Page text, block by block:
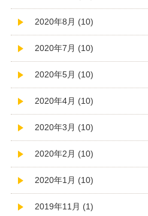
2020年8月 (10)
2020年7月 (10)
2020年5月 (10)
2020年4月 (10)
2020年3月 (10)
2020年2月 (10)
2020年1月 (10)
2019年11月 (1)